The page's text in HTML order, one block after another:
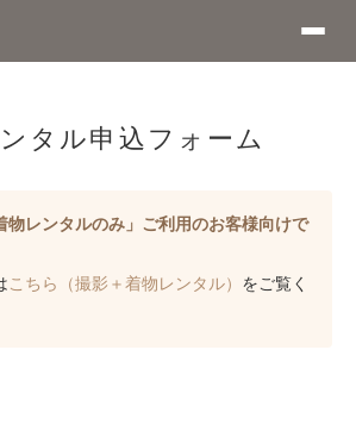
タル申込フォーム
物レンタルのみ」ご利用のお客様向けで
こちら（撮影＋着物レンタル） をご覧く